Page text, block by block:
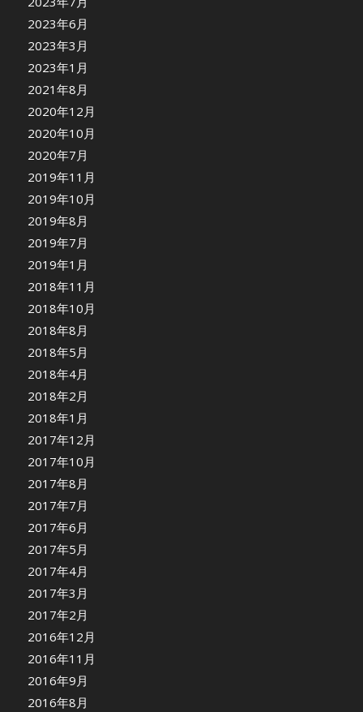
2023年6月
2023年3月
2023年1月
2021年8月
2020年12月
2020年10月
2020年7月
2019年11月
2019年10月
2019年8月
2019年7月
2019年1月
2018年11月
2018年10月
2018年8月
2018年5月
2018年4月
2018年2月
2018年1月
2017年12月
2017年10月
2017年8月
2017年7月
2017年6月
2017年5月
2017年4月
2017年3月
2017年2月
2016年12月
2016年11月
2016年9月
2016年8月